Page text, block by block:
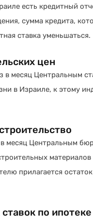
есть кредитный
сумма кредита,
ставка уменьшаться.
цен
в месяц Центральным
в Израиле, к этому
месяц Центральным
прилагается
по ипотеке